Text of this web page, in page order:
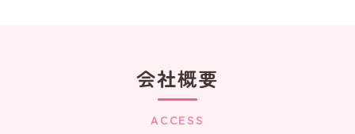
ACCESS
会社概要